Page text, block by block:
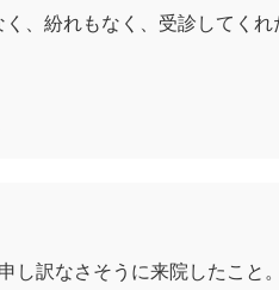
、紛れもなく、受診してくれ
し訳なさそうに来院したこと。